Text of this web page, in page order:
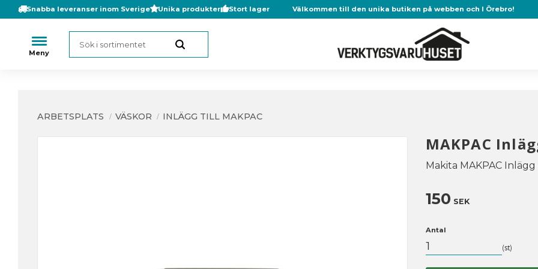
Snabba leveranser inom Sverige Unika produkter Stort lager Välkommen till den unika butiken på webben och I Örebro!
ARBETSPLATS VÄSKOR INLÄGG TILL MAKPAC
MAKPAC
Makita MAKPAC
150 SEK
Antal
st